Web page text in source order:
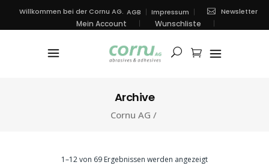
Willkommen bei der Cornu AG. AGB Impressum Newsletter
Mein Account Wunschliste
Archive
Cornu AG /
1–12 von 69 Ergebnissen werden angezeigt